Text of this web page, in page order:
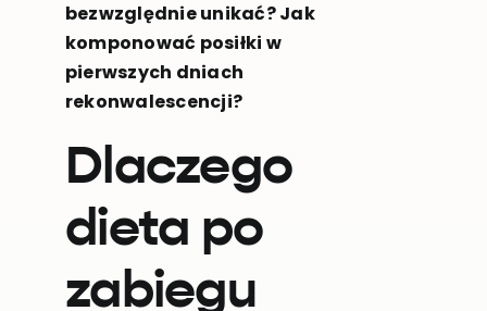
bezwzględnie unikać? Jak
komponować posiłki w
pierwszych dniach
rekonwalescencji?
Dlaczego
dieta po
zabiegu